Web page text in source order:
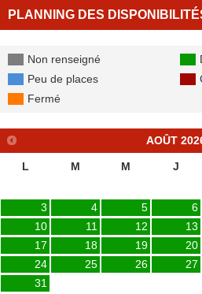
PLANNING DES
Non renseigné
Peu de places
Fermé
AOÛT
L M M J
3
4 5 6
10
11 12 13
17
18 19 20
24
25 26 27
31